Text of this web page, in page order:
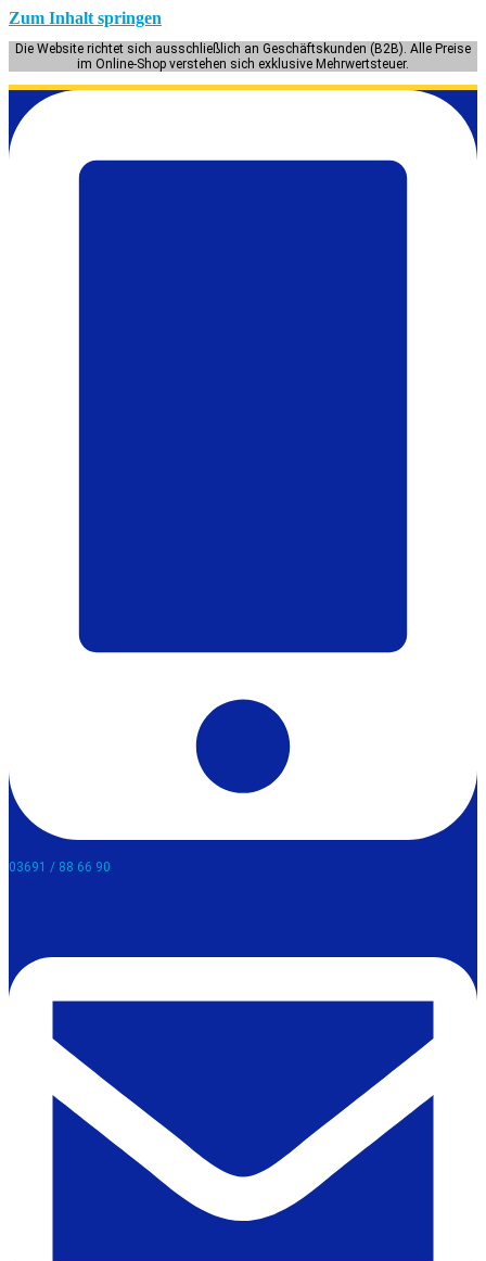
Zum Inhalt springen
Die Website richtet sich ausschließlich an Geschäftskunden (B2B). Alle Preise
im Online-Shop verstehen sich exklusive Mehrwertsteuer.
03691 / 88 66 90​